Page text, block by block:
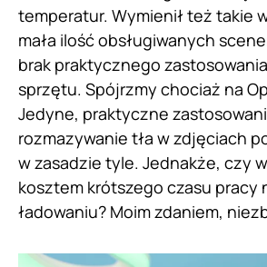
temperatur. Wymienił też takie
mała ilość obsługiwanych
brak praktycznego
sprzętu. Spójrzmy chociaż na
Jedyne, praktyczne
rozmazywanie tła w zdjęciach
w zasadzie tyle. Jednakże, czy
kosztem krótszego czasu pracy
ładowaniu? Moim zdaniem,